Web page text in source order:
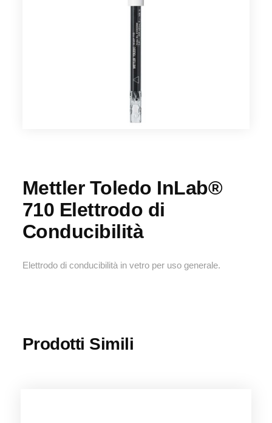
Mettler Toledo InLab®
710 Elettrodo di
Conducibilità
Elettrodo di conducibilità in vetro per uso generale.
Prodotti Simili